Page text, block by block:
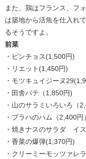
また、鶏はフランス、フ
は築地から活魚を仕入れ
るそうですよ。
前菜
・ピンチョス(1,500円)
・リエット(1,450円)
・モツキュイジーヌ
・田舎パテ（1,850円)
・山のサラミいろいろ（
・プラハのハム（2,400円
・焼きナスのサラダ イ
・香菜の爆弾(1,370円)
・クリーミーモッツァレ